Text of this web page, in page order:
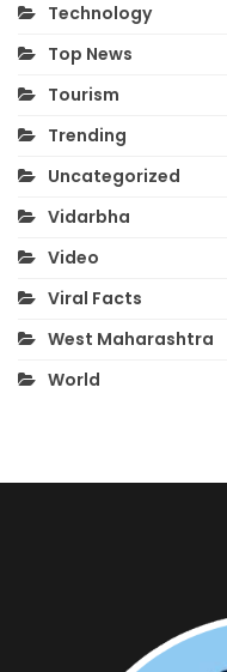
Technology
Top News
Tourism
Trending
Uncategorized
Vidarbha
Video
Viral Facts
West Maharashtra
World